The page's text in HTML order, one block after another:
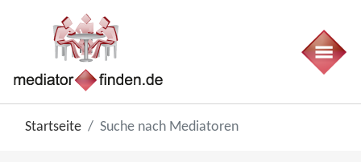
Startseite Suche nach Mediatoren